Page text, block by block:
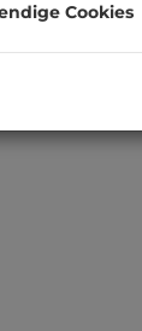
Cookies